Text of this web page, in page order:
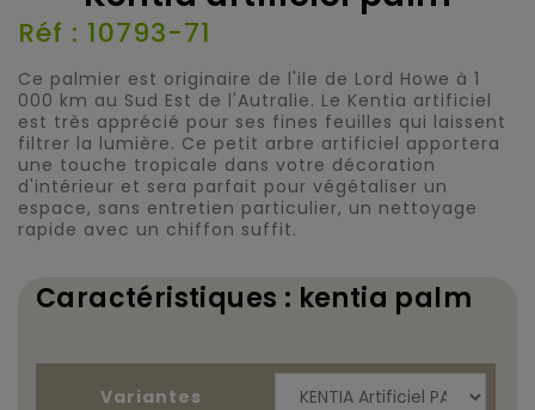
Réf : 10793-71
Ce palmier est originaire de l'ile de Lord Howe à 1
000 km au Sud Est de l'Autralie. Le Kentia artificiel
est très apprécié pour ses fines feuilles qui laissent
filtrer la lumière. Ce petit arbre artificiel apportera
une touche tropicale dans votre décoration
d'intérieur et sera parfait pour végétaliser un
espace, sans entretien particulier, un nettoyage
rapide avec un chiffon suffit.
Caractéristiques : kentia palm
Variantes